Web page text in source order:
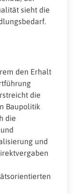
sieht die
den Erhalt
die
Baupolitik
die
und